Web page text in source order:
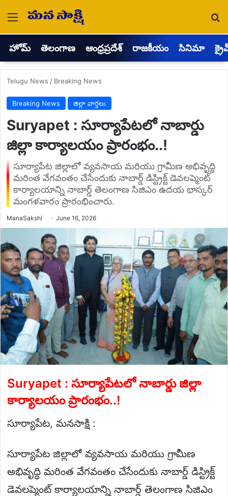
Menu
హోమ్ తెలంగాణ ఆంధ్రప్రదేశ్ రాజకీయం సినిమా
Telugu News / Breaking News
Breaking News జిల్లా వార్తలు
Suryapet : సూర్యాపేటలో నాబార్డు
జిల్లా కార్యాలయం ప్రారంభం..!
సూర్యాపేట జిల్లాలో వ్యవసాయ మరియు గ్రామీణ అభివృద్ధి
మరింత వేగవంతం చేసేందుకు నాబార్డ్ డిస్ట్రిక్ట్ డెవలప్మెంట్
కార్యాలయాన్ని నాబార్డ్ తెలంగాణ సిజిఎం ఉదయ భాస్కర్
మంగళవారం ప్రారంభించారు.
ManaSakshi Send June 16, 2026
Suryapet : సూర్యాపేటలో నాబార్డు జిల్లా
కార్యాలయం ప్రారంభం..!
సూర్యాపేట, మనసాక్షి :
సూర్యాపేట జిల్లాలో వ్యవసాయ మరియు గ్రామీణ
అభివృద్ధి మరింత వేగవంతం చేసేందుకు నాబార్డ్ డిస్ట్రిక్ట్
డెవలప్మెంట్ కార్యాలయాన్ని నాబార్డ్ తెలంగాణ సిజిఎం